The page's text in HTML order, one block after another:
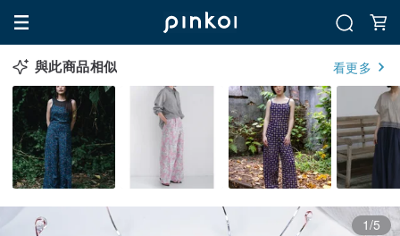
與此商品相似 看更多
1/5